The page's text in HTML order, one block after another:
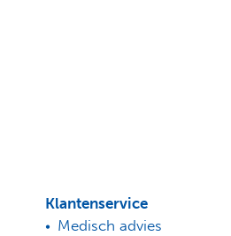
Klantenservice
Medisch advies